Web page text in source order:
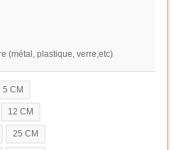
(métal, plastique, verre,etc)
5 CM
12 CM
25 CM